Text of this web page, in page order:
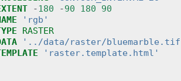
-180 -90 180
90
'rgb'
RASTER
'../data/raster/
'raster.template.html'